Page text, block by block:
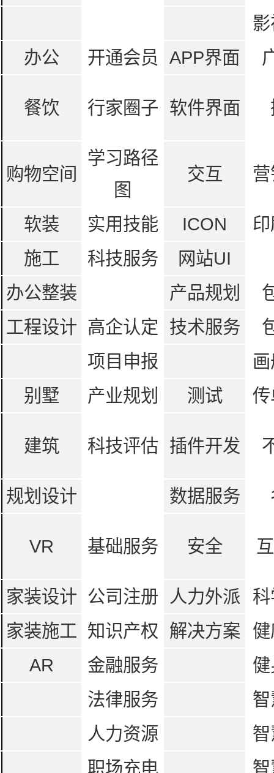
办公
开通会员 APP界面
餐饮 行家圈子 软件界面
购物空间
学习路径
图
交互
软装 实用技能 ICON
施工
科技服务
网站UI
办公整装
产品规划
工程设计 高企认定 技术服务
项目申报
别墅
产业规划 测试
建筑 科技评估 插件开发
规划设计 数据服务
VR 基础服务 安全
家装设计 公司注册 人力外派
家装施工 知识产权 解决方案
AR
金融服务
法律服务
人力资源
职场充电